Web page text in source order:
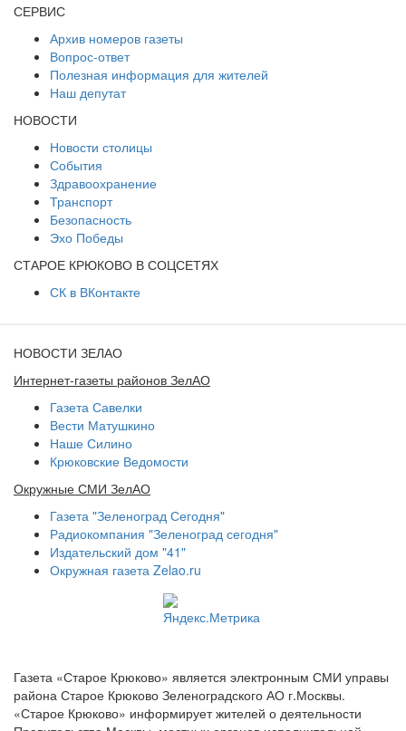
СЕРВИС
Архив номеров газеты
Вопрос-ответ
Полезная информация для жителей
Наш депутат
НОВОСТИ
Новости столицы
События
Здравоохранение
Транспорт
Безопасность
Эхо Победы
СТАРОЕ КРЮКОВО В СОЦСЕТЯХ
СК в ВКонтакте
НОВОСТИ ЗЕЛАО
Интернет-газеты районов ЗелАО
Газета Савелки
Вести Матушкино
Наше Силино
Крюковские Ведомости
Окружные СМИ ЗелАО
Газета "Зеленоград Сегодня"
Радиокомпания "Зеленоград сегодня"
Издательский дом "41"
Окружная газета Zelao.ru
Газета «Старое Крюково» является электронным СМИ управы
района Старое Крюково Зеленоградского АО г.Москвы.
«Старое Крюково» информирует жителей о деятельности